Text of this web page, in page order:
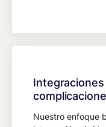
Nuestro enfoque